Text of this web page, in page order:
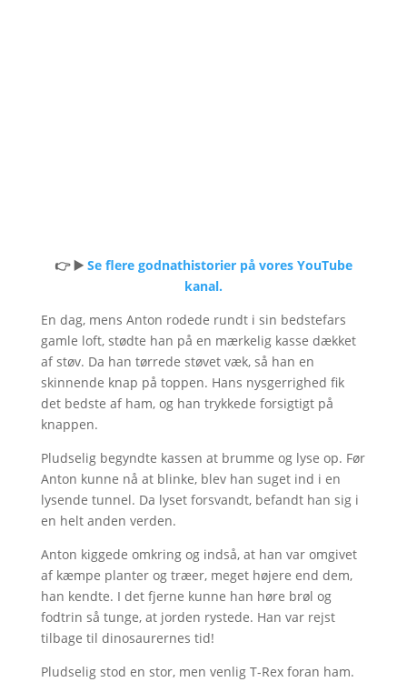
👉 ▶️ Se flere godnathistorier på vores YouTube
kanal.
En dag, mens Anton rodede rundt i sin bedstefars
gamle loft, stødte han på en mærkelig kasse dækket
af støv. Da han tørrede støvet væk, så han en
skinnende knap på toppen. Hans nysgerrighed fik
det bedste af ham, og han trykkede forsigtigt på
knappen.
Pludselig begyndte kassen at brumme og lyse op. Før
Anton kunne nå at blinke, blev han suget ind i en
lysende tunnel. Da lyset forsvandt, befandt han sig i
en helt anden verden.
Anton kiggede omkring og indså, at han var omgivet
af kæmpe planter og træer, meget højere end dem,
han kendte. I det fjerne kunne han høre brøl og
fodtrin så tunge, at jorden rystede. Han var rejst
tilbage til dinosaurernes tid!
Pludselig stod en stor, men venlig T-Rex foran ham.